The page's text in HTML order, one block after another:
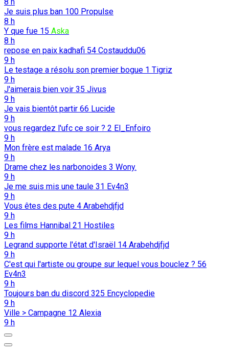
Je suis plus ban 100 Propulse
8 h
Y que fue 15 Aska
8 h
repose en paix kadhafi 54 Costauddu06
9 h
Le testage a résolu son premier bogue 1 Tigriz
9 h
J'aimerais bien voir 35 Jivus
9 h
Je vais bientôt partir 66 Lucide
9 h
vous regardez l'ufc ce soir ? 2 El_Enfoiro
9 h
Mon frère est malade 16 Arya
9 h
Drame chez les narbonoides 3 Wony.
9 h
Je me suis mis une taule 31 Ev4n3
9 h
Vous êtes des pute 4 Arabehdjfjd
9 h
Les films Hannibal 21 Hostiles
9 h
Legrand supporte l'état d'Israël 14 Arabehdjfjd
9 h
C'est qui l'artiste ou groupe sur lequel vous bouclez ? 56
Ev4n3
9 h
Toujours ban du discord 325 Encyclopedie
9 h
Ville > Campagne 12 Alexia
9 h